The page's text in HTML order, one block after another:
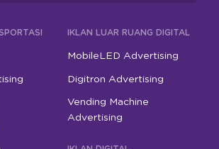
IKLAN LUAR RUANG DIGITAL
MobileLED Advertising
Digitron Advertising
Vending Machine
Advertising